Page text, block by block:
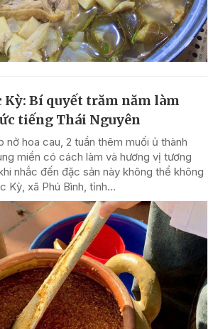
Kỳ: Bí quyết trăm năm làm
tiếng Thái Nguyên
nở hoa cau, 2 tuần thêm muối ủ thành
miền có cách làm và hương vị tương
nhắc đến đặc sản này không thể không
Kỳ, xã Phú Bình, tỉnh...